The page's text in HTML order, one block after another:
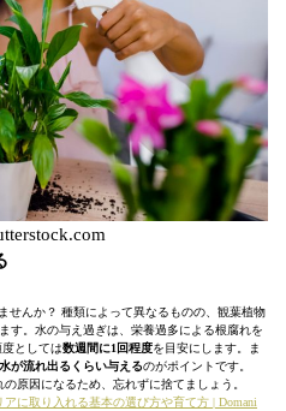
せんか？ 種類によって異なるものの、観葉植物
す。水の与え過ぎは、栄養過多による根腐れを
としては数週間に1回程度を目安にします。ま
が流れ出るくらい与えるのがポイントです。
原因になるため、忘れずに捨てましょう。
に取り入れる基本の選び方や育て方 | Domani